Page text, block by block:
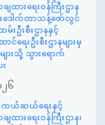
ျထားရေးဝန်ကြီးဌာန
ေါက်တာသန့်ဇော်လွင်
ဦးစီးဌာနနှင့်
ရေးဦးစီးဌာနများမှ
ျားသို့ သွားရောက်
၂၆
ကယ်ဆယ်ရေးနှင့်
ျထားရေးဝန်ကြီးဌာန၊